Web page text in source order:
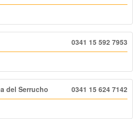
0341 15 592 7953
del Serrucho 0341 15 624 7142